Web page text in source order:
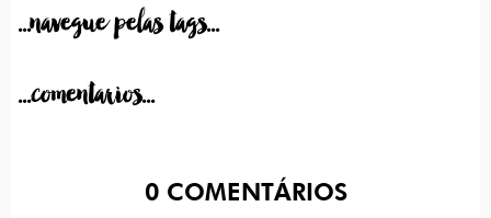
...navegue pelas tags...
...comentarios...
0COMENTÁRIOS